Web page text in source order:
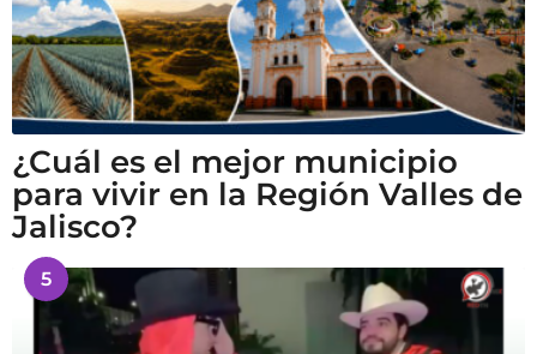
¿Cuál es el mejor municipio
para vivir en la Región Valles de
Jalisco?
5